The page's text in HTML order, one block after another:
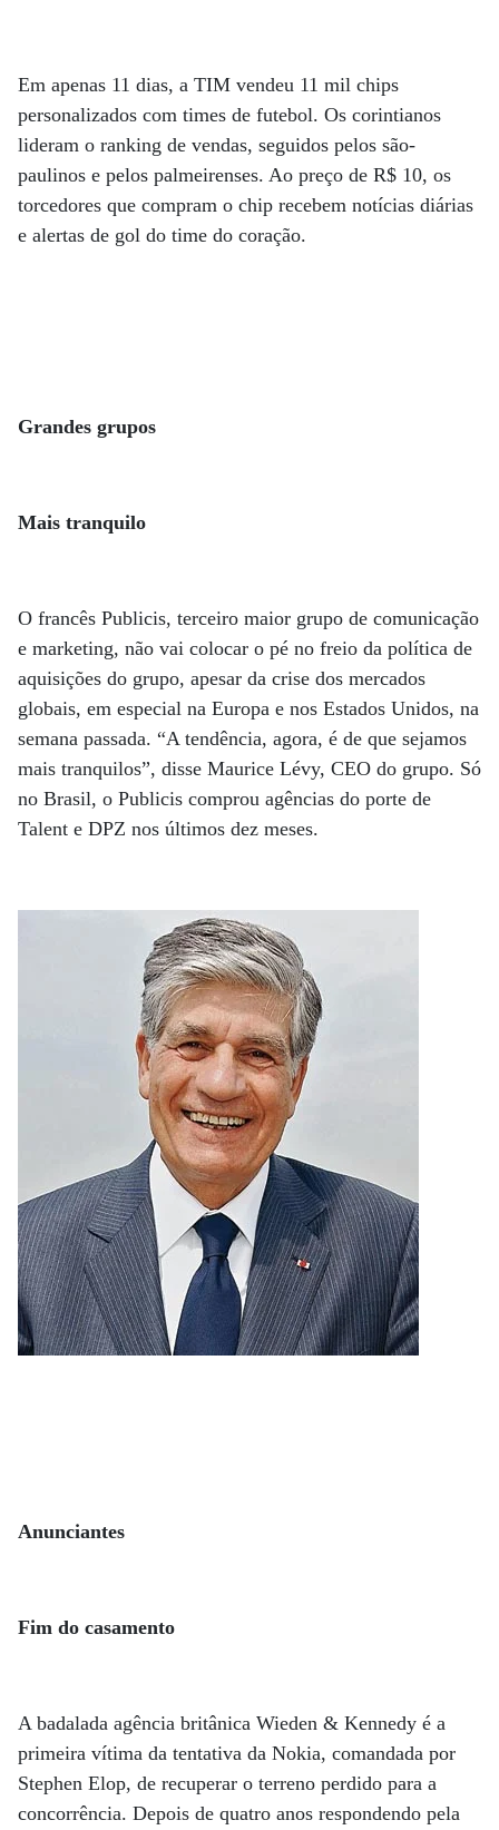
Em apenas 11 dias, a TIM vendeu 11 mil chips
personalizados com times de futebol. Os corintianos
lideram o ranking de vendas, seguidos pelos são-
paulinos e pelos palmeirenses. Ao preço de R$ 10, os
torcedores que compram o chip recebem notícias diárias
e alertas de gol do time do coração.
Grandes grupos
Mais tranquilo
O francês Publicis, terceiro maior grupo de comunicação
e marketing, não vai colocar o pé no freio da política de
aquisições do grupo, apesar da crise dos mercados
globais, em especial na Europa e nos Estados Unidos, na
semana passada. “A tendência, agora, é de que sejamos
mais tranquilos”, disse Maurice Lévy, CEO do grupo. Só
no Brasil, o Publicis comprou agências do porte de
Talent e DPZ nos últimos dez meses.
Anunciantes
Fim do casamento
A badalada agência britânica Wieden & Kennedy é a
primeira vítima da tentativa da Nokia, comandada por
Stephen Elop, de recuperar o terreno perdido para a
concorrência. Depois de quatro anos respondendo pela